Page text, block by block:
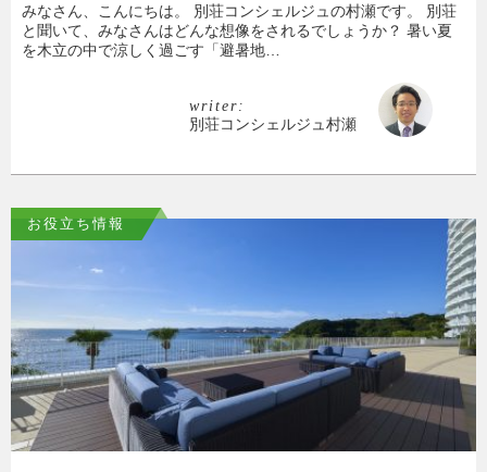
みなさん、こんにちは。 別荘コンシェルジュの村瀬です。 別荘
と聞いて、みなさんはどんな想像をされるでしょうか？ 暑い夏
を木立の中で涼しく過ごす「避暑地…
writer:
別荘コンシェルジュ村瀬
お役立ち情報